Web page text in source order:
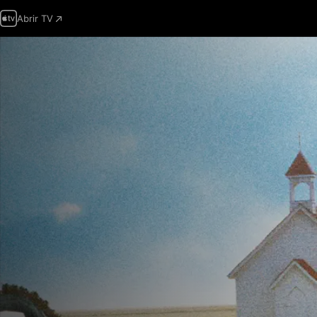
Abrir TV